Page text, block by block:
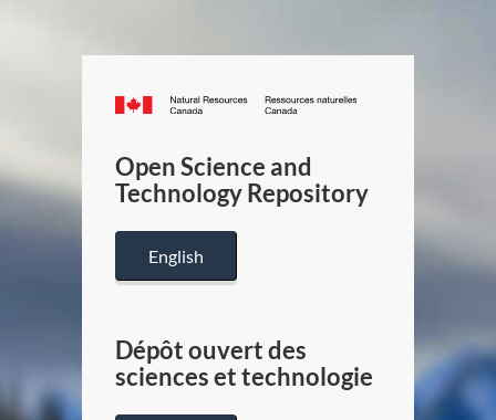
Canada.ca
/
Canada
Open Science and
Technology Repository
English
Dépôt ouvert des
sciences et technologie